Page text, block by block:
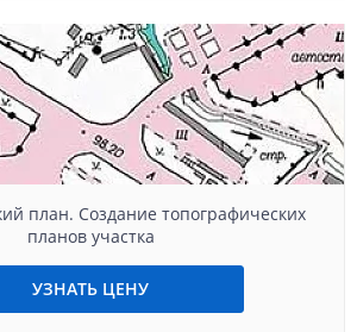
план. Создание топографических
планов участка
УЗНАТЬ ЦЕНУ